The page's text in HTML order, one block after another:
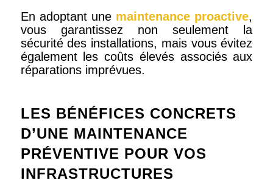
En adoptant une maintenance proactive,
vous garantissez non seulement la
sécurité des installations, mais vous évitez
également les coûts élevés associés aux
réparations imprévues.
LES BÉNÉFICES CONCRETS
D’UNE MAINTENANCE
PRÉVENTIVE POUR VOS
INFRASTRUCTURES